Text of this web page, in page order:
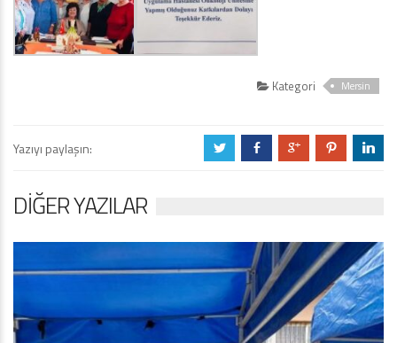
Kategori Mersin
Yazıyı paylaşın: a b c d j
DIĞER YAZILAR